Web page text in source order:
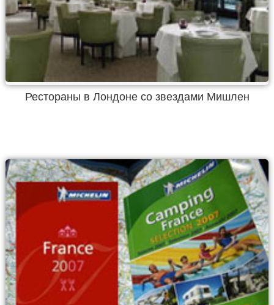
Рестораны в Лондоне со звездами Мишлен